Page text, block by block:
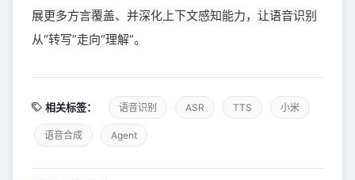
展更多方言覆盖、并深化上下文感知能力，让语音识别
从“转写”走向“理解”。
相关标签： 语音识别 ASR TTS 小米
语音合成 Agent